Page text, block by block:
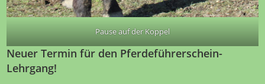
Pause auf der Koppel
Neuer Termin für den Pferdeführerschein-
Lehrgang!